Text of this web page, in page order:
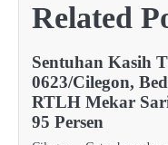
Related
Sentuhan Kasih
0623/Cilegon,
RTLH Mekar
95 Persen